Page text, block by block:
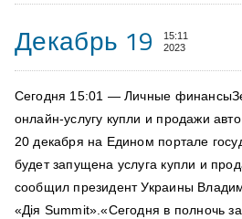
Декабрь 19
15:11
2023
Сегодня 15:01 — Личные
онлайн-услугу купли и продажи
20 декабря на Едином портале
будет запущена услуга купли и
сообщил президент Украины
«Дія Summit».«Сегодня в полночь